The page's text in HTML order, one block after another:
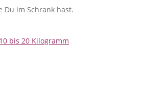
Du im Schrank hast.
bis 20 Kilogramm